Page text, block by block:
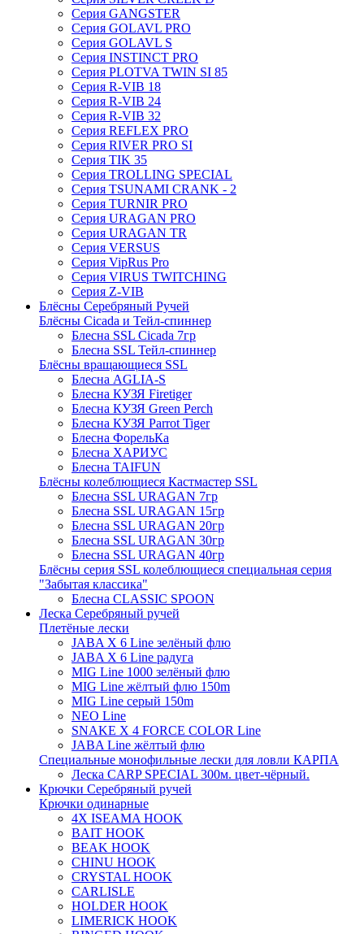
Серия GANGSTER
Серия GOLAVL PRO
Серия GOLAVL S
Серия INSTINCT PRO
Серия PLOTVA TWIN SI 85
Серия R-VIB 18
Серия R-VIB 24
Серия R-VIB 32
Серия REFLEX PRO
Серия RIVER PRO SI
Серия TIK 35
Серия TROLLING SPECIAL
Серия TSUNAMI CRANK - 2
Серия TURNIR PRO
Серия URAGAN PRO
Серия URAGAN TR
Серия VERSUS
Серия VipRus Pro
Серия VIRUS TWITCHING
Серия Z-VIB
Блёсны Серебряный Ручей
Блёсны Cicada и Тейл-спиннер
Блесна SSL Cicada 7гр
Блесна SSL Тейл-спиннер
Блёсны вращающиеся SSL
Блесна AGLIA-S
Блесна КУЗЯ Firetiger
Блесна КУЗЯ Green Perch
Блесна КУЗЯ Parrot Tiger
Блесна ФорельКа
Блесна ХАРИУС
Блесна TAIFUN
Блёсны колеблющиеся Кастмастер SSL
Блесна SSL URAGAN 7гр
Блесна SSL URAGAN 15гр
Блесна SSL URAGAN 20гр
Блесна SSL URAGAN 30гр
Блесна SSL URAGAN 40гр
Блёсны серия SSL колеблющиеся специальная серия
"Забытая классика"
Блесна CLASSIC SPOON
Леска Серебряный ручей
Плетёные лески
JABA X 6 Line зелёный флю
JABA X 6 Line радуга
MIG Line 1000 зелёный флю
MIG Line жёлтый флю 150m
MIG Line серый 150m
NEO Line
SNAKE X 4 FORCE COLOR Line
JABA Line жёлтый флю
Специальные монофильные лески для ловли КАРПА
Леска CARP SPECIAL 300м. цвет-чёрный.
Крючки Серебряный ручей
Крючки одинарные
4X ISEAMA HOOK
BAIT HOOK
BEAK HOOK
CHINU HOOK
CRYSTAL HOOK
CARLISLE
HOLDER HOOK
LIMERICK HOOK